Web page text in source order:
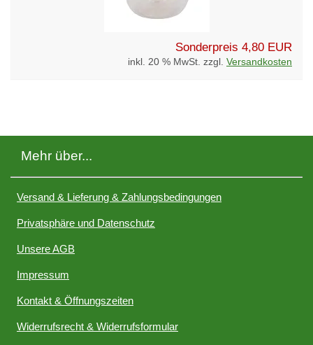
Sonderpreis 4,80 EUR
inkl. 20 % MwSt. zzgl. Versandkosten
Mehr über...
Versand & Lieferung & Zahlungsbedingungen
Privatsphäre und Datenschutz
Unsere AGB
Impressum
Kontakt & Öffnungszeiten
Widerrufsrecht & Widerrufsformular